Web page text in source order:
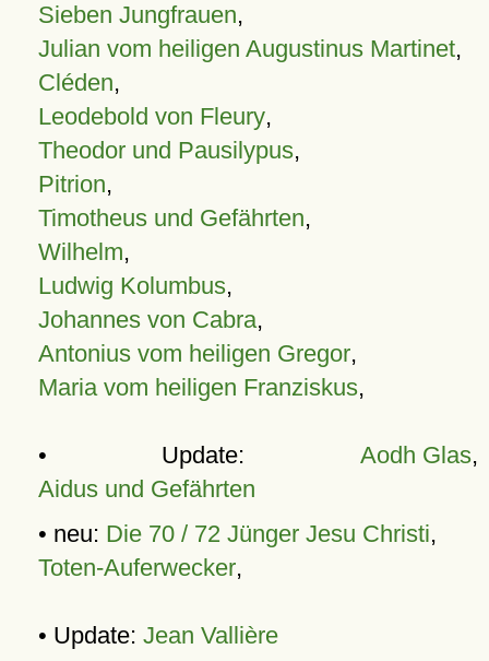
Sieben Jungfrauen,
Julian vom heiligen Augustinus Martinet,
Cléden,
Leodebold von Fleury,
Theodor und Pausilypus,
Pitrion,
Timotheus und Gefährten,
Wilhelm,
Ludwig Kolumbus,
Johannes von Cabra,
Antonius vom heiligen Gregor,
Maria vom heiligen Franziskus,
• Update: Aodh Glas,
Aidus und Gefährten
• neu: Die 70 / 72 Jünger Jesu Christi,
Toten-Auferwecker,
• Update: Jean Vallière